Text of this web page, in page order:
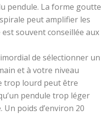
pendule. La forme goutte
peut amplifier les
souvent conseillée aux
de sélectionner un
et à votre niveau
trop lourd peut être
pendule trop léger
poids d’environ 20